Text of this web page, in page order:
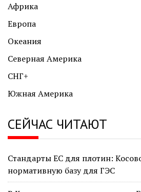
Африка
Европа
Океания
Северная Америка
СНГ+
Южная Америка
СЕЙЧАС ЧИТАЮТ
Стандарты ЕС для плотин:
нормативную базу для ГЭС